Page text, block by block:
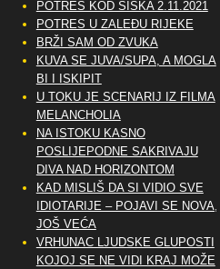
POTRES KOD SISKA 2.11.2021
POTRES U ZALEĐU RIJEKE
BRŽI SAM OD ZVUKA
KUVA SE JUVA/SUPA, A MOGLA
BI I ISKIPIT
U TOKU JE SCENARIJ IZ FILMA
MELANCHOLIA
NA ISTOKU KASNO
POSLIJEPODNE SAKRIVAJU
DIVA NAD HORIZONTOM
KAD MISLIŠ DA SI VIDIO SVE
IDIOTARIJE – POJAVI SE NOVA,..
JOŠ VEĆA
VRHUNAC LJUDSKE GLUPOSTI
KOJOJ SE NE VIDI KRAJ MOŽE